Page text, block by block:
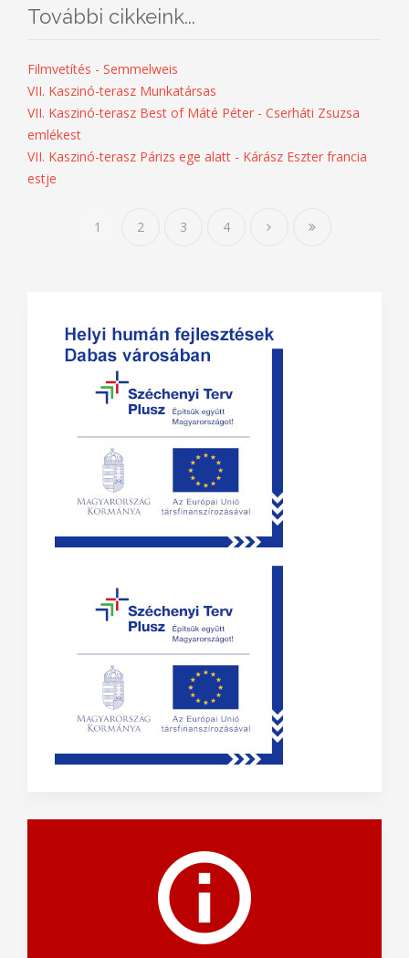
További cikkeink...
Filmvetítés - Semmelweis
VII. Kaszinó-terasz Munkatársas
VII. Kaszinó-terasz Best of Máté Péter - Cserháti Zsuzsa
emlékest
VII. Kaszinó-terasz Párizs ege alatt - Kárász Eszter francia
estje
1 2 3 4